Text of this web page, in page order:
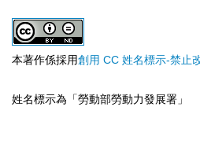
本著作係採用創用 CC 姓名標示-禁止
姓名標示為「勞動部勞動力發展署」